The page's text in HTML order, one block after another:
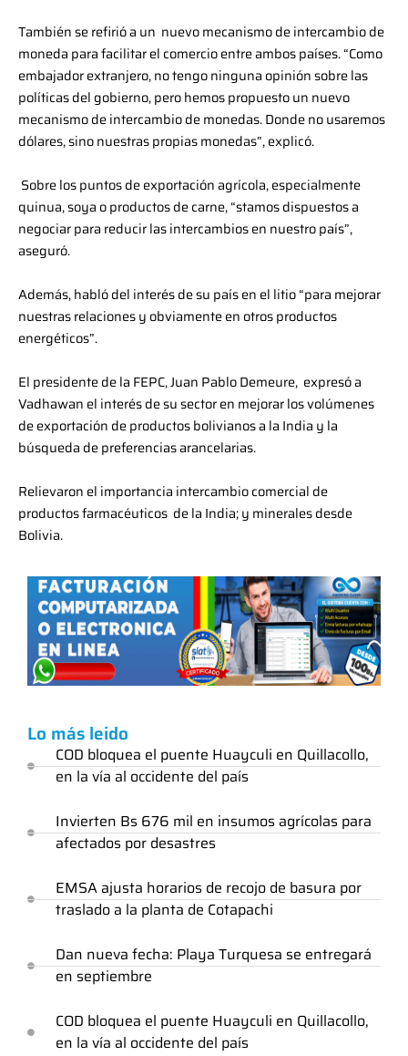
También se refirió a un nuevo mecanismo de intercambio de
moneda para facilitar el comercio entre ambos países. “Como
embajador extranjero, no tengo ninguna opinión sobre las
políticas del gobierno, pero hemos propuesto un nuevo
mecanismo de intercambio de monedas. Donde no usaremos
dólares, sino nuestras propias monedas”, explicó.
Sobre los puntos de exportación agrícola, especialmente
quinua, soya o productos de carne, “stamos dispuestos a
negociar para reducir las intercambios en nuestro país”,
aseguró.
Además, habló del interés de su país en el litio “para mejorar
nuestras relaciones y obviamente en otros productos
energéticos”.
El presidente de la FEPC, Juan Pablo Demeure, expresó a
Vadhawan el interés de su sector en mejorar los volúmenes
de exportación de productos bolivianos a la India y la
búsqueda de preferencias arancelarias.
Relievaron el importancia intercambio comercial de
productos farmacéuticos de la India; y minerales desde
Bolivia.
Lo más leido
COD bloquea el puente Huayculi en Quillacollo,
en la vía al occidente del país
Invierten Bs 676 mil en insumos agrícolas para
afectados por desastres
EMSA ajusta horarios de recojo de basura por
traslado a la planta de Cotapachi
Dan nueva fecha: Playa Turquesa se entregará
en septiembre
COD bloquea el puente Huayculi en Quillacollo,
en la vía al occidente del país